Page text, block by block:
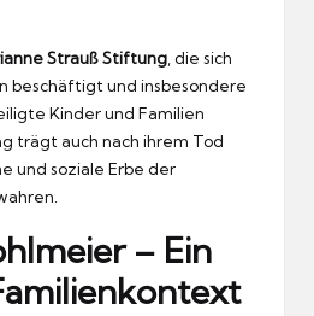
Strauß Stiftung , die sich
beschäftigt und insbesondere
Kinder und Familien
trägt auch nach ihrem Tod
und soziale Erbe der
– Ein